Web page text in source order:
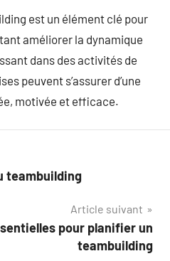
est un élément clé pour
améliorer la dynamique
dans des activités de
peuvent s’assurer d’une
motivée et efficace.
teambuilding
Article suivant
pour planifier un
teambuilding